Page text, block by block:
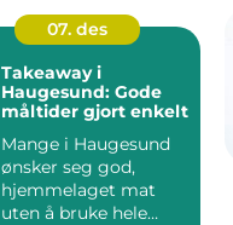
07. des
Takeaway i
Haugesund: Gode
måltider gjort enkelt
Mange i Haugesund
ønsker seg god,
hjemmelaget mat
uten å bruke hele